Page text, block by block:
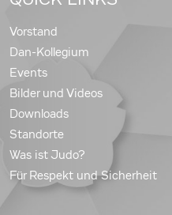
Vorstand
Dan-Kollegium
Events
Bilder und Videos
Downloads
Standorte
Was ist Judo?
Für Respekt und Sicherheit